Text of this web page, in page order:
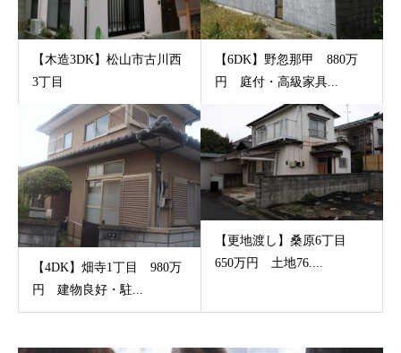
【木造3DK】松山市古川西
3丁目
【6DK】野忽那甲 880万
円 庭付・高級家具...
【4DK】畑寺1丁目 980万
円 建物良好・駐...
【更地渡し】桑原6丁目
650万円 土地76....